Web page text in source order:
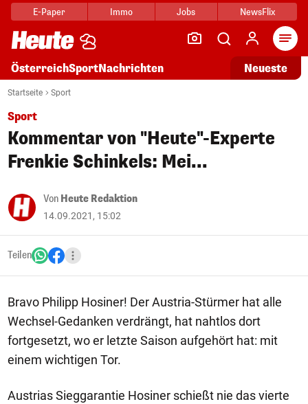
E-Paper Immo Jobs NewsFlix
ÖsterreichSportNachrichten Neueste
Startseite Sport
Sport
Kommentar von "Heute"-Experte
Frenkie Schinkels: Mei...
Von Heute Redaktion
14.09.2021, 15:02
Teilen
Bravo Philipp Hosiner! Der Austria-Stürmer hat alle
Wechsel-Gedanken verdrängt, hat nahtlos dort
fortgesetzt, wo er letzte Saison aufgehört hat: mit
einem wichtigen Tor.
Austrias Sieggarantie Hosiner schießt nie das vierte